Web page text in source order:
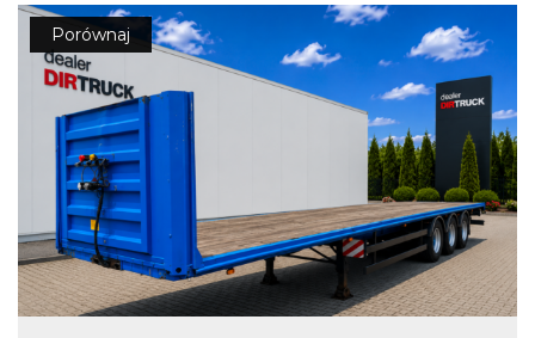
Porównaj